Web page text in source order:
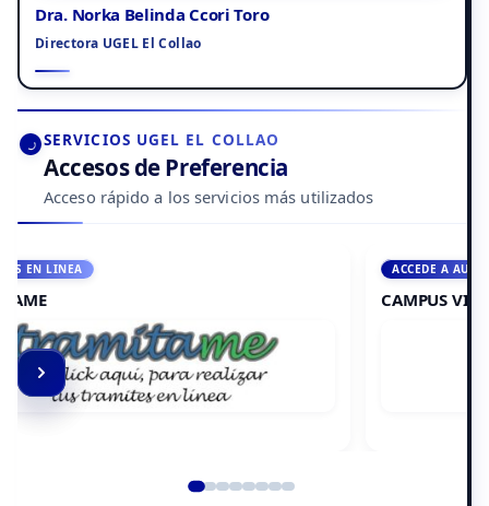
Dra. Norka Belinda Ccori Toro
Directora UGEL El Collao
SERVICIOS UGEL EL COLLAO
Accesos de Preferencia
Acceso rápido a los servicios más utilizados
ACCEDE A AULA VIRTUAL